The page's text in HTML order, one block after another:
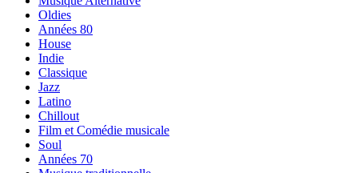
Oldies
Années 80
House
Indie
Classique
Jazz
Latino
Chillout
Film et Comédie musicale
Soul
Années 70